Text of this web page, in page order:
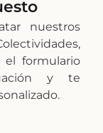
nuestros
el formulario
y te